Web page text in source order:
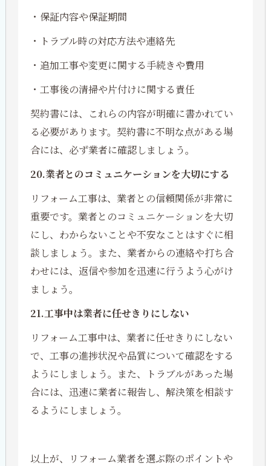
・保証内容や保証期間
・トラブル時の対応方法や連絡先
・追加工事や変更に関する手続きや費用
・工事後の清掃や片付けに関する責任
契約書には、これらの内容が明確に書かれてい
る必要があります。契約書に不明な点がある場
合には、必ず業者に確認しましょう。
20.業者とのコミュニケーションを大切にする
リフォーム工事は、業者との信頼関係が非常に
重要です。業者とのコミュニケーションを大切
にし、わからないことや不安なことはすぐに相
談しましょう。また、業者からの連絡や打ち合
わせには、返信や参加を迅速に行うよう心がけ
ましょう。
21.工事中は業者に任せきりにしない
リフォーム工事中は、業者に任せきりにしない
で、工事の進捗状況や品質について確認をする
ようにしましょう。また、トラブルがあった場
合には、迅速に業者に報告し、解決策を相談す
るようにしましょう。
以上が、リフォーム業者を選ぶ際のポイントや